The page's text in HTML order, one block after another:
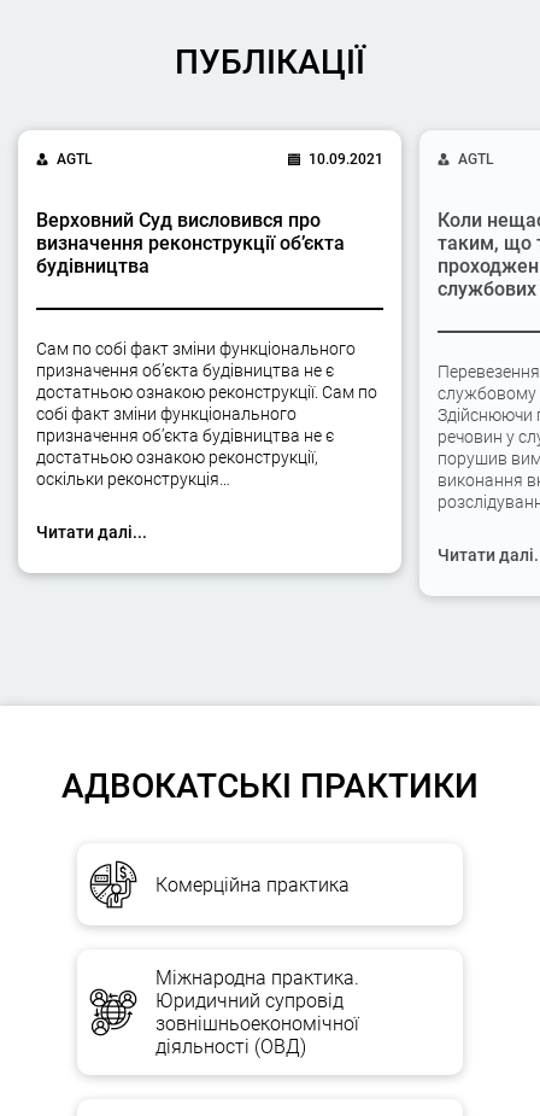
ПУБЛІКАЦІЇ
AGTL 10.09.2021
Верховний Суд висловився про
визначення реконструкції об’єкта
будівництва
Сам по собі факт зміни функціонального
призначення об’єкта будівництва не є
достатньою ознакою реконструкції. Сам по
собі факт зміни функціонального
призначення об’єкта будівництва не є
достатньою ознакою реконструкції,
оскільки реконструкція…
Читати далі...
AGTL
Коли
таким, що
службових
службовому
Здійснюючи
речовин у
порушив
виконання
Читати
АДВОКАТСЬКІ ПРАКТИКИ
Комерційна практика
Міжнародна практика.
Юридичний супровід
зовнішньоекономічної
діяльності (ОВД)